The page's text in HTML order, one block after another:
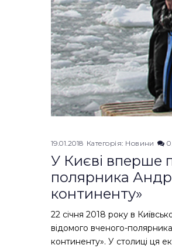
19.01.2018 Категорія: Новини 0
У Києві вперше
полярника
континенту»
22 січня 2018 року в
відомого вченого-
континенту». У столиці ця